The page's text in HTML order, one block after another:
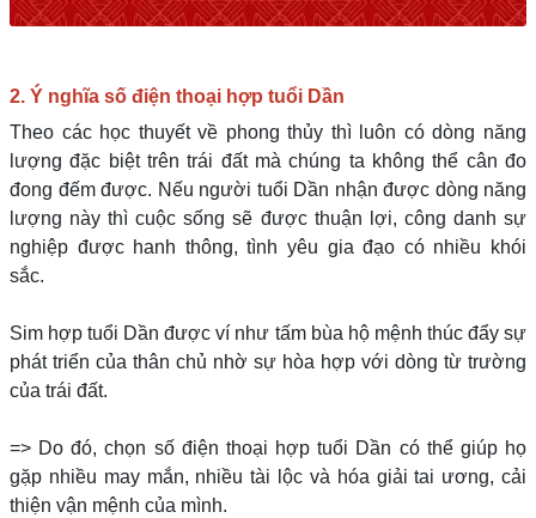
2. Ý nghĩa số điện thoại hợp tuổi Dần
Theo các học thuyết về phong thủy thì luôn có dòng năng
lượng đặc biệt trên trái đất mà chúng ta không thể cân đo
đong đếm được. Nếu người tuổi Dần nhận được dòng năng
lượng này thì cuộc sống sẽ được thuận lợi, công danh sự
nghiệp được hanh thông, tình yêu gia đạo có nhiều khói
sắc.
Sim hợp tuổi Dần được ví như tấm bùa hộ mệnh thúc đẩy sự
phát triển của thân chủ nhờ sự hòa hợp với dòng từ trường
của trái đất.
=> Do đó, chọn số điện thoại hợp tuổi Dần có thể giúp họ
gặp nhiều may mắn, nhiều tài lộc và hóa giải tai ương, cải
thiện vận mệnh của mình.